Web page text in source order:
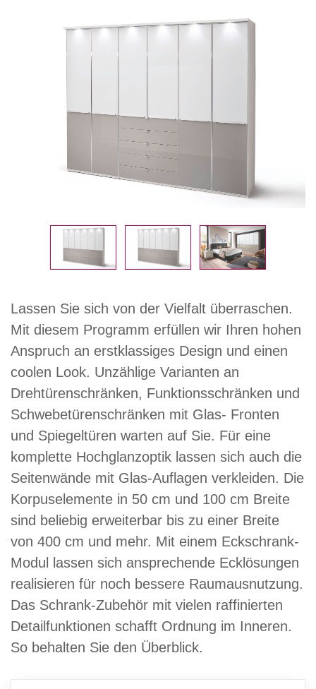
Lassen Sie sich von der Vielfalt überraschen.
Mit diesem Programm erfüllen wir Ihren hohen
Anspruch an erstklassiges Design und einen
coolen Look. Unzählige Varianten an
Drehtürenschränken, Funktionsschränken und
Schwebetürenschränken mit Glas- Fronten
und Spiegeltüren warten auf Sie. Für eine
komplette Hochglanzoptik lassen sich auch die
Seitenwände mit Glas-Auflagen verkleiden. Die
Korpuselemente in 50 cm und 100 cm Breite
sind beliebig erweiterbar bis zu einer Breite
von 400 cm und mehr. Mit einem Eckschrank-
Modul lassen sich ansprechende Ecklösungen
realisieren für noch bessere Raumausnutzung.
Das Schrank-Zubehör mit vielen raffinierten
Detailfunktionen schafft Ordnung im Inneren.
So behalten Sie den Überblick.